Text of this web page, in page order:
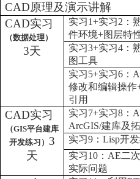
CAD原理及演示讲解
CAD实习
（数据处理）
3天
实习1+实习2 ：
件环境+图层特
实习3+实习4 ：
图工具
实习5+实习6 ：
修改和编辑操作
引用
CAD实习
（GIS平台建库
开发练习） 3
天
实习7+实习8 ：
ArcGIS/建库及
实习9 ：Lisp开
实习10 ： AE二
实际问题